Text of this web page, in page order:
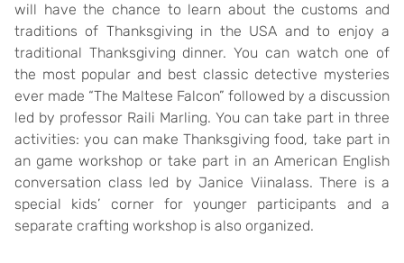
will have the chance to learn about the customs and
traditions of Thanksgiving in the USA and to enjoy a
traditional Thanksgiving dinner. You can watch one of
the most popular and best classic detective mysteries
ever made “The Maltese Falcon” followed by a discussion
led by professor Raili Marling. You can take part in three
activities: you can make Thanksgiving food, take part in
an game workshop or take part in an American English
conversation class led by Janice Viinalass. There is a
special kids’ corner for younger participants and a
separate crafting workshop is also organized.